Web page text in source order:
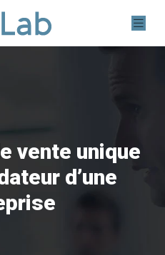
vente unique
d’une